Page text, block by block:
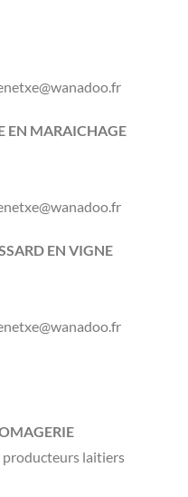
EN MARAICHAGE
EN VIGNE
laitiers